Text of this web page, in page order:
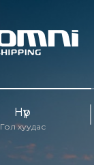
Нүүр
Гол хуудас